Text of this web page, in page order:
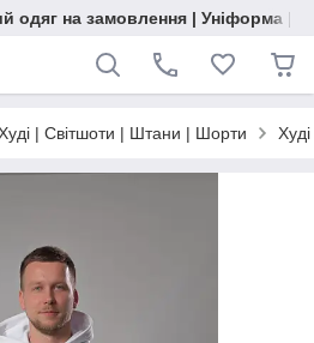
одяг на замовлення | Уніформа |
| Світшоти | Штани | Шорти Худі